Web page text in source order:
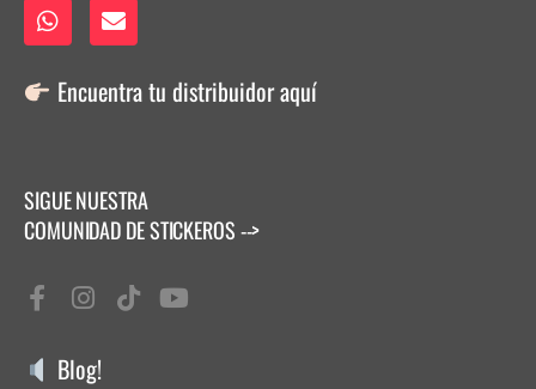
Encuentra tu distribuidoraquí
SIGUE NUESTRA
COMUNIDAD DE STICKEROS -->
Blog!